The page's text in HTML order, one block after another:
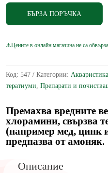
Подобрител
вода
Bio
50
БЪРЗА ПОРЪЧКА
Код: 547 Категории: Акваристика
тератиуми, Препарати и
Премахва вредните
хлорамини, свързва
(например мед, цинк
предпазва от амоняк.
Описание